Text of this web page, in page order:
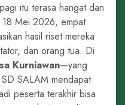
itu terasa hangat dan
18 Mei 2026, empat
hasil riset mereka
dan orang tua. Di
Kurniawan—yang
SALAM mendapat
peserta terakhir bisa